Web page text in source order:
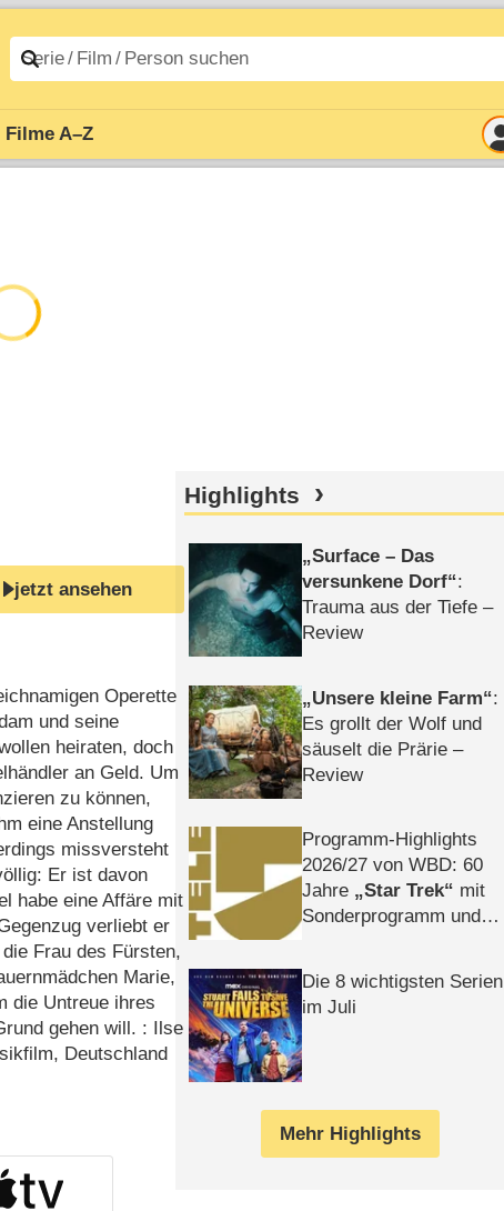
Filme A–Z
jetzt ansehen
Operette
und seine
heiraten, doch
an Geld. Um
zu können,
eine Anstellung
missversteht
Er ist davon
habe eine Affäre mit
verliebt er
Frau des Fürsten,
Marie,
die Untreue ihres
gehen will. : Ilse
Deutschland
Highlights
Surface – Das
versunkene Dorf :
Trauma aus der Tiefe –
Review
Unsere kleine Farm :
Es grollt der Wolf und
säuselt die Prärie –
Review
Programm-Highlights
2026/​27 von WBD: 60
Jahre
Star Trek
mit
Sonderprogramm und
Die 8 wichtigsten Serien
im Juli
Mehr Highlights